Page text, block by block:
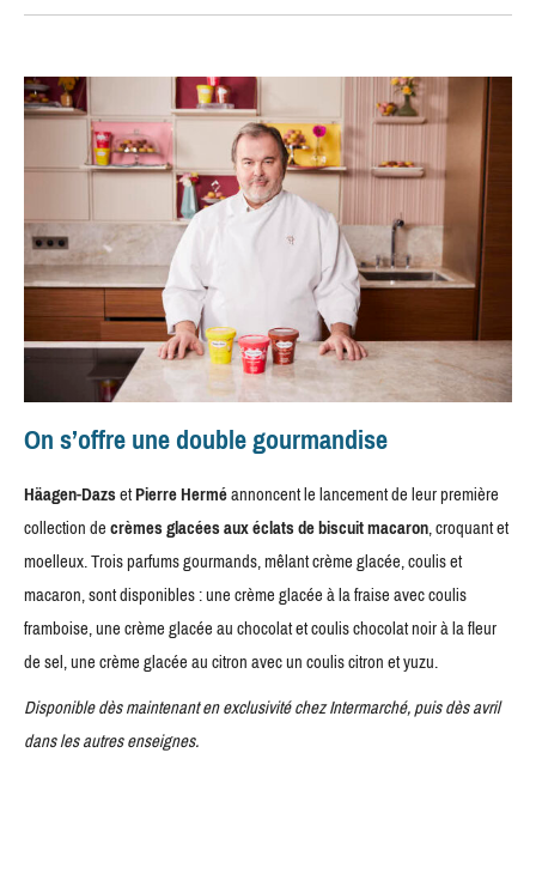
On s’offre une double gourmandise
Häagen-DazsetPierre Herméannoncent le lancement de leur première
collection decrèmes glacées aux éclats de biscuit macaron, croquant et
moelleux. Trois parfums gourmands, mêlant crème glacée, coulis et
macaron, sont disponibles : une crème glacée à la fraise avec coulis
framboise, une crème glacée au chocolat et coulis chocolat noir à la fleur
de sel, une crème glacée au citron avec un coulis citron et yuzu.
Disponible dès maintenant en exclusivité chez Intermarché, puis dès avril
dans les autres enseignes.